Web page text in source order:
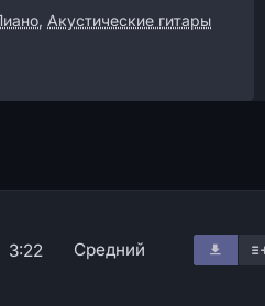
, Акустические гитары
3:22 Средний